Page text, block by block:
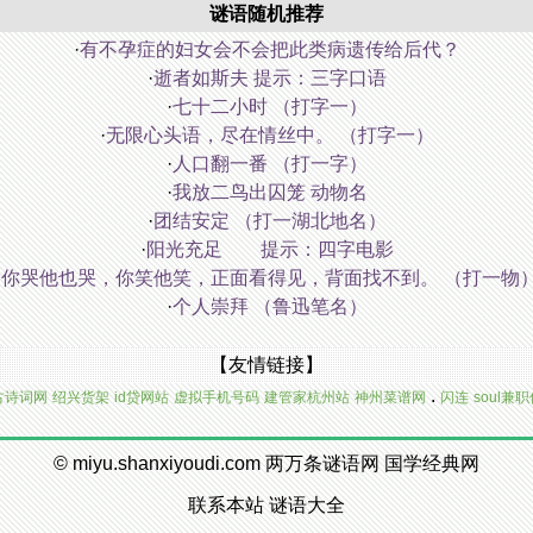
谜语随机推荐
·有不孕症的妇女会不会把此类病遗传给后代？
·逝者如斯夫 提示：三字口语
·七十二小时 （打字一）
·无限心头语，尽在情丝中。 （打字一）
· 人口翻一番 （打一字）
·我放二鸟出囚笼 动物名
·团结安定 （打一湖北地名）
·阳光充足 提示：四字电影
你哭他也哭，你笑他笑，正面看得见，背面找不到。 （打一物）
·个人崇拜 （鲁迅笔名）
【友情链接】
诗词网 绍兴货架 id贷网站 虚拟手机号码 建管家杭州站 神州菜谱网 . 闪连 soul兼职
© miyu.shanxiyoudi.com 两万条谜语网 国学经典网
联系本站 谜语大全